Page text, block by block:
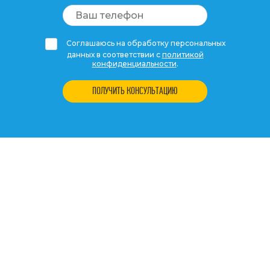
Соглашаюсь на обработку персональных
данных в соответствии с политикой
конфиденциальности.
ПОЛУЧИТЬ КОНСУЛЬТАЦИЮ